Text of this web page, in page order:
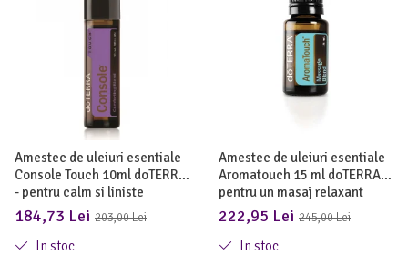
Amestec de uleiuri esentiale
Console Touch 10ml doTERRA
- pentru calm si liniste
interioara
203,00 Lei
184,73 Lei
In stoc
Amestec de uleiuri esentiale
Aromatouch 15 ml doTERRA -
pentru un masaj relaxant
245,00 Lei
222,95 Lei
In stoc